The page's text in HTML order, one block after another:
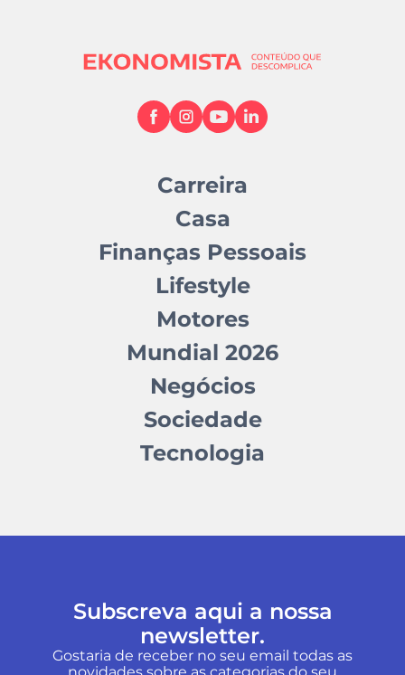
Carreira
Casa
Finanças Pessoais
Lifestyle
Motores
Mundial 2026
Negócios
Sociedade
Tecnologia
Subscreva aqui a nossa
newsletter.
Gostaria de receber no seu email todas as